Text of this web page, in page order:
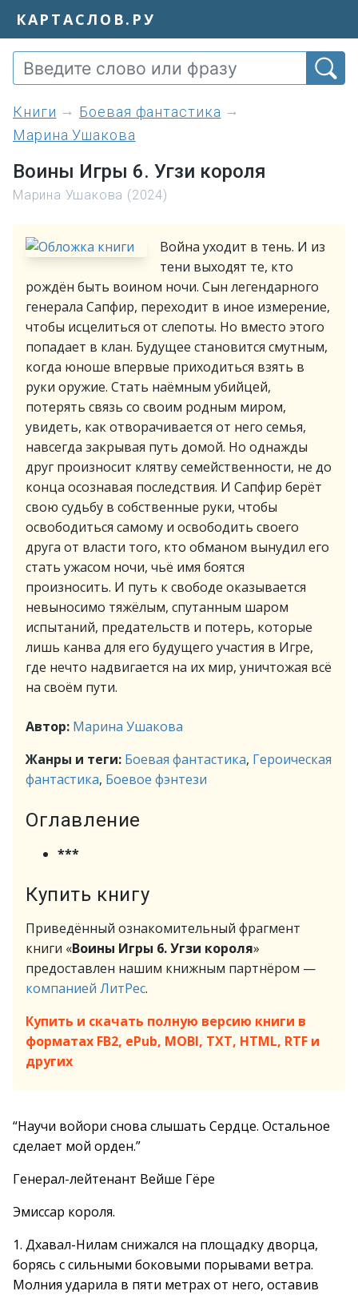
КАРТАСЛОВ.РУ
книги
Боевая фантастика
Марина Ушакова
Воины Игры 6. Угзи короля
Марина Ушакова (2024)
Война уходит в тень. И из
тени выходят те, кто
рождён быть воином ночи. Сын легендарного
генерала Сапфир, переходит в иное измерение,
чтобы исцелиться от слепоты. Но вместо этого
попадает в клан. Будущее становится смутным,
когда юноше впервые приходиться взять в
руки оружие. Стать наёмным убийцей,
потерять связь со своим родным миром,
увидеть, как отворачивается от него семья,
навсегда закрывая путь домой. Но однажды
друг произносит клятву семейственности, не до
конца осознавая последствия. И Сапфир берёт
свою судьбу в собственные руки, чтобы
освободиться самому и освободить своего
друга от власти того, кто обманом вынудил его
стать ужасом ночи, чьё имя боятся
произносить. И путь к свободе оказывается
невыносимо тяжёлым, спутанным шаром
испытаний, предательств и потерь, которые
лишь канва для его будущего участия в Игре,
где нечто надвигается на их мир, уничтожая всё
на своём пути.
Автор: Марина Ушакова
Жанры и теги: Боевая фантастика, Героическая
фантастика, Боевое фэнтези
Оглавление
***
Купить книгу
Приведённый ознакомительный фрагмент
книги «Воины Игры 6. Угзи короля»
предоставлен нашим книжным партнёром —
компанией ЛитРес.
Купить и скачать полную версию книги в
форматах FB2, ePub, MOBI, TXT, HTML, RTF и
других
“Научи войори снова слышать Сердце. Остальное
сделает мой орден.”
Генерал-лейтенант Вейше Гёре
Эмиссар короля.
1. Дхавал-Нилам снижался на площадку дворца,
борясь с сильными боковыми порывами ветра.
Молния ударила в пяти метрах от него, оставив